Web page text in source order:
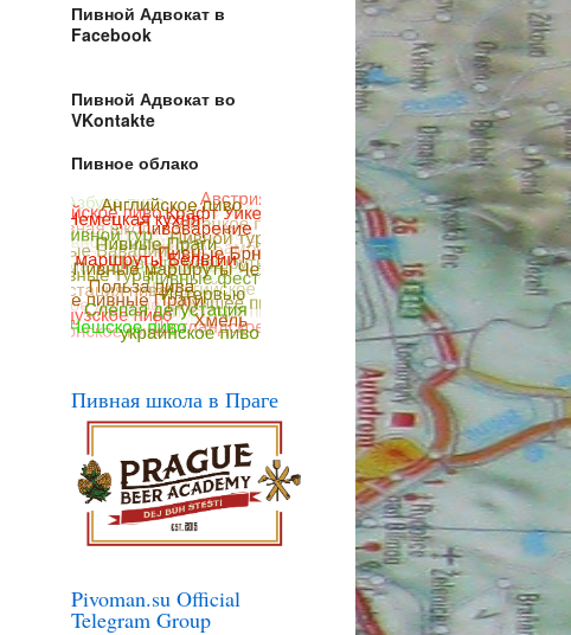
Пивной Адвокат в
Facebook
Пивной Адвокат во
VKontakte
Пивное облако
Пивная школа в Праге
Pivoman.su Official
Telegram Group